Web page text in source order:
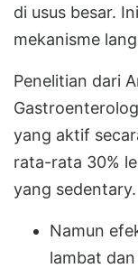
di usus besar.
mekanisme
Penelitian dari
yang aktif
rata-rata 30%
yang sedentary.
Namun
lambat